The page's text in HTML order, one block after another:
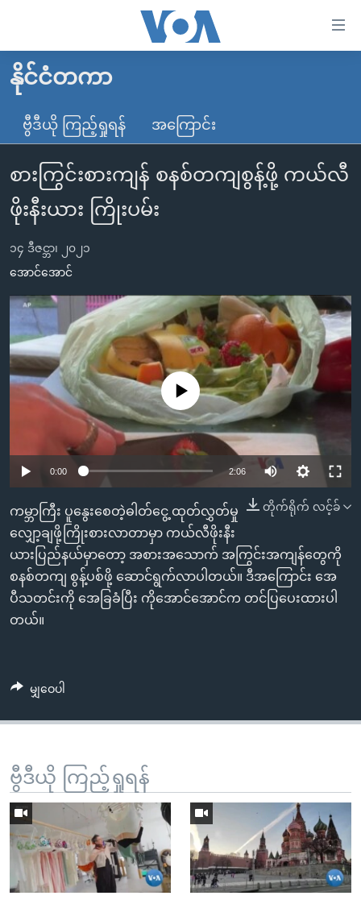
လွယ်ကူ
စေ
သည့်
များ
ပင်မ
သို့
ကျော်
ကြည့်
ပင်မ
အ
ညွန်း
စာမျက်နှာ
ကျော်
ကြည့်
ရှာဖွေ
ရန်
နေရာ
သို့
ကျော်
ရန်
မူလစာမျက်နှာ
မြန်မာ
ကမ္ဘာ့သတင်းများ
နိုင်ငံတကာ
အမေရိကန်
အစ္စရေး-ပါလက်စတိုင်း
ဗွီဒီယို
သတင်းလွတ်လပ်ခွင့်
ရပ်ဝန်းတခု လမ်းတခု အလွန်
အင်္ဂလိပ်စာလေ့လာမယ်
မကြေးမုံရဲ့ အင်္ဂလိပ်စာ
ရုပ်ရှင်ထဲက အင်္ဂလိပ်စာ
သုတပဒေသာ အင်္ဂလိပ်စာ
ရေဒီယို
တီဗွီ
ရေဒီယိုနှင့်ရုပ်သံ အချက်အလက်များ
ရေဒီယို/တီဗွီအစီအစဉ်
Learning English
ဗွီအိုအေ လူမှုကွန်ယက်များ
ဘာသာစကားများ
နိုင်ငံတကာ
ဗွီဒီယို ကြည့်ရှုရန် အကြောင်း
စားကြွင်းစားကျန် စနစ်တကျစွန့်ဖို့ ကယ်လီ
ဖိုးနီးယား ကြိုးပမ်း
၁၄ ဒီဇင္ဘာ၊ ၂၀၂၁
အောင်အောင်
No media source currently available
0:00 2:06
တိုက်ရိုက် လင့်ခ်
ကမ္ဘာကြီး ပူနွေးစေတဲ့ဓါတ်ငွေ့ ထုတ်လွှတ်မှု
လျှော့ချဖို့ကြိုးစားလာတာမှာ ကယ်လီဖိုးနီး
ယားပြည်နယ်မှာတော့ အစားအသောက် အကြွင်းအကျန်တွေကို
စနစ်တကျ စွန့်ပစ်ဖို့ ဆောင်ရွက်လာပါတယ်။ ဒီအကြောင်း အေ
ပီသတင်းကို အေခြခံပြီး ကိုအောင်အောင်က တင်ပြပေးထားပါ
တယ်။
မျှဝေပါ
ဗွီဒီယို ကြည့်ရှုရန်